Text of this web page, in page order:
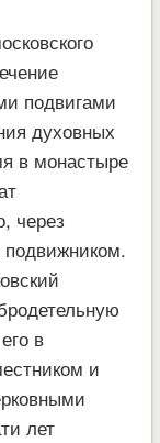
подвигами
духовных
в монастыре
через
подвижником.
в
и
лет